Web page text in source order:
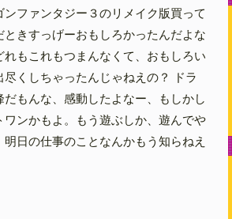
ンファンタジー３のリメイク版買って
きすっげーおもしろかったんだよな
もこれもつまんなくて、おもしろい
くしちゃったんじゃねえの？ ドラ
もんな、感動したよなー、もしかし
ンかもよ。もう遊ぶしか、遊んでや
日の仕事のことなんかもう知らねえ